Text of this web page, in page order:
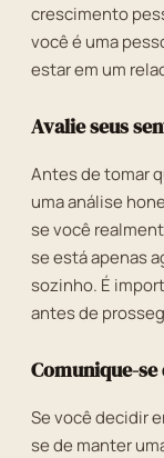
crescimento
você é uma
estar em um
Avalie seus
Antes de tomar
uma análise
se você
se está apenas
sozinho. É
antes de
Comunique-
Se você decidir
se de manter